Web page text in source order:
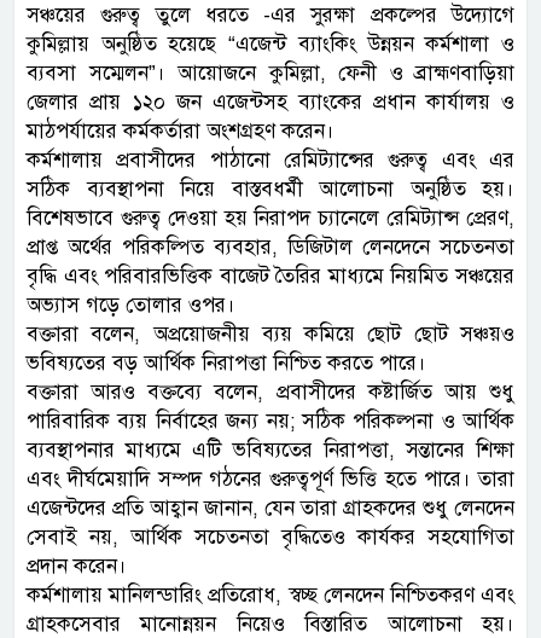
সঞ্চয়ের গুরুত্ব তুলে ধরতে -এর সুরক্ষা প্রকল্পের উদ্যোগে
কুমিল্লায় অনুষ্ঠিত হয়েছে “এজেন্ট ব্যাংকিং উন্নয়ন কর্মশালা ও
ব্যবসা সম্মেলন”। আয়োজনে কুমিল্লা, ফেনী ও ব্রাহ্মণবাড়িয়া
জেলার প্রায় ১২০ জন এজেন্টসহ ব্যাংকের প্রধান কার্যালয় ও
মাঠপর্যায়ের কর্মকর্তারা অংশগ্রহণ করেন।
কর্মশালায় প্রবাসীদের পাঠানো রেমিট্যান্সের গুরুত্ব এবং এর
সঠিক ব্যবস্থাপনা নিয়ে বাস্তবধর্মী আলোচনা অনুষ্ঠিত হয়।
বিশেষভাবে গুরুত্ব দেওয়া হয় নিরাপদ চ্যানেলে রেমিট্যান্স প্রেরণ,
প্রাপ্ত অর্থের পরিকল্পিত ব্যবহার, ডিজিটাল লেনদেনে সচেতনতা
বৃদ্ধি এবং পরিবারভিত্তিক বাজেট তৈরির মাধ্যমে নিয়মিত সঞ্চয়ের
অভ্যাস গড়ে তোলার ওপর।
বক্তারা বলেন, অপ্রয়োজনীয় ব্যয় কমিয়ে ছোট ছোট সঞ্চয়ও
ভবিষ্যতের বড় আর্থিক নিরাপত্তা নিশ্চিত করতে পারে।
বক্তারা আরও বক্তব্যে বলেন, প্রবাসীদের কষ্টার্জিত আয় শুধু
পারিবারিক ব্যয় নির্বাহের জন্য নয়; সঠিক পরিকল্পনা ও আর্থিক
ব্যবস্থাপনার মাধ্যমে এটি ভবিষ্যতের নিরাপত্তা, সন্তানের শিক্ষা
এবং দীর্ঘমেয়াদি সম্পদ গঠনের গুরুত্বপূর্ণ ভিত্তি হতে পারে। তারা
এজেন্টদের প্রতি আহ্বান জানান, যেন তারা গ্রাহকদের শুধু লেনদেন
সেবাই নয়, আর্থিক সচেতনতা বৃদ্ধিতেও কার্যকর সহযোগিতা
প্রদান করেন।
কর্মশালায় মানিলন্ডারিং প্রতিরোধ, স্বচ্ছ লেনদেন নিশ্চিতকরণ এবং
গ্রাহকসেবার মানোন্নয়ন নিয়েও বিস্তারিত আলোচনা হয়।